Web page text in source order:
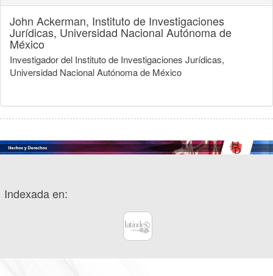
John Ackerman, Instituto de Investigaciones
Jurídicas, Universidad Nacional Autónoma de
México
Investigador del Instituto de Investigaciones Jurídicas,
Universidad Nacional Autónoma de México
Indexada en: